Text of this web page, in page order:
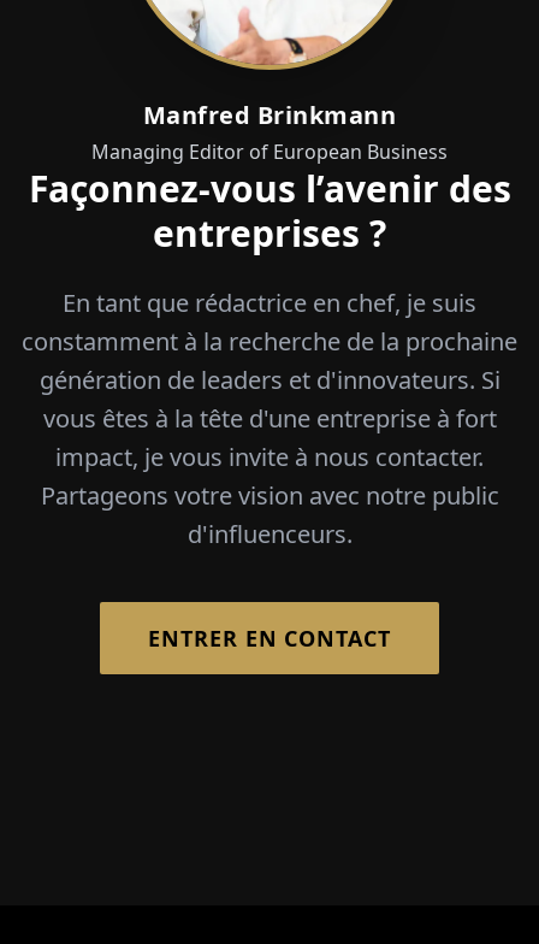
Manfred Brinkmann
Managing Editor of European Business
Façonnez-vous l’avenir des
entreprises ?
En tant que rédactrice en chef, je suis
constamment à la recherche de la prochaine
génération de leaders et d'innovateurs. Si
vous êtes à la tête d'une entreprise à fort
impact, je vous invite à nous contacter.
Partageons votre vision avec notre public
d'influenceurs.
ENTRER EN CONTACT